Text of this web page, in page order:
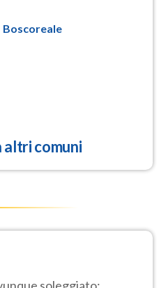
Boscoreale
comuni
soleggiato;